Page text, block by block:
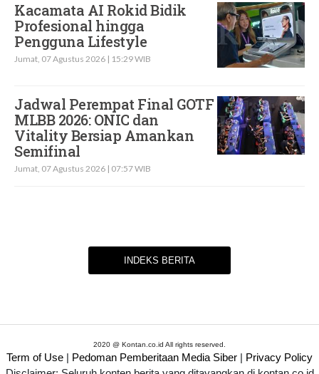
Kacamata AI Rokid Bidik
Profesional hingga
Pengguna Lifestyle
Jumat, 07 Agustus 2026 | 15:29 WIB
Jadwal Perempat Final GOTF
MLBB 2026: ONIC dan
Vitality Bersiap Amankan
Semifinal
Jumat, 07 Agustus 2026 | 07:57 WIB
INDEKS BERITA
2020 @ Kontan.co.id All rights reserved.
Term of Use | Pedoman Pemberitaan Media Siber | Privacy Policy